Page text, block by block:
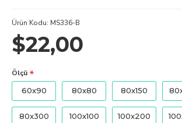
$22,00
Ürün Kodu: MS336-B
Ölçü
60x90
80x80 80x150
80x300 100x100 100x200